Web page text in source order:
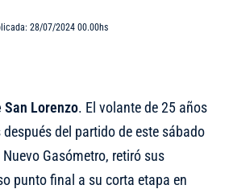
28/07/2024 00.00hs
San Lorenzo. El volante de 25 años
del partido de este sábado
Nuevo Gasómetro, retiró sus
punto final a su corta etapa en